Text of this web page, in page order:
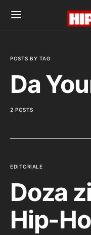
POSTS BY TAG
Da
2 POSTS
EDITORIALE
Doza
Hip-